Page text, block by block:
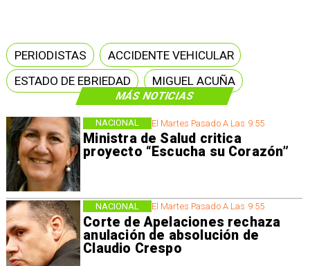
MÁS NOTICIAS
El Martes Pasado A Las 9:55
Ministra de Salud critica
proyecto “Escucha su Corazón”
NACIONAL
El Martes Pasado A Las 9:55
Corte de Apelaciones rechaza
anulación de absolución de
Claudio Crespo
NACIONAL
PERIODISTAS
ACCIDENTE VEHICULAR
ESTADO DE EBRIEDAD
MIGUEL ACUÑA